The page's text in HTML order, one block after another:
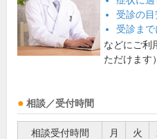
受診の
受診まで
などにご利
ただけます）
相談／受付時間
相談受付時間 月 火